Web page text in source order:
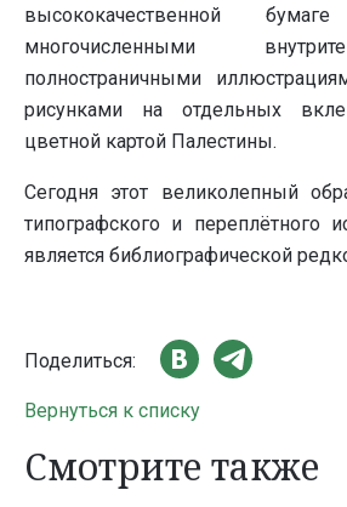
высококачественной
многочисленными
полностраничными
рисунками на отдельных
цветной картой Палестины.
Сегодня этот великолепный
типографского и переплётного
является библиографической
Поделиться:
Вернуться к списку
Смотрите также